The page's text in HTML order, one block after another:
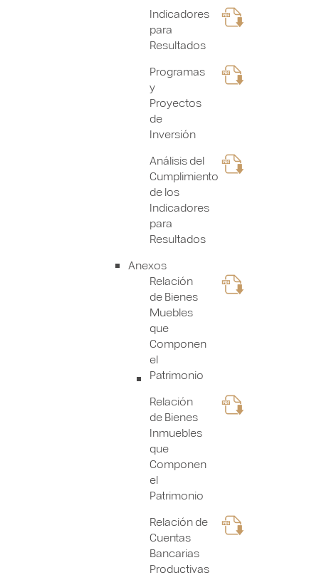
Indicadores
para
Resultados
Programas
y
Proyectos
de
Inversión
Análisis del
Cumplimiento
de los
Indicadores
para
Resultados
Anexos
Relación
de Bienes
Muebles
que
Componen
el
Patrimonio
Relación
de Bienes
Inmuebles
que
Componen
el
Patrimonio
Relación de
Cuentas
Bancarias
Productivas